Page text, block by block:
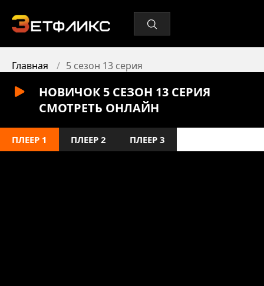
Главная 5 сезон 13 серия
НОВИЧОК 5 СЕЗОН 13 СЕРИЯ
СМОТРЕТЬ ОНЛАЙН
ПЛЕЕР 1 ПЛЕЕР 2 ПЛЕЕР 3